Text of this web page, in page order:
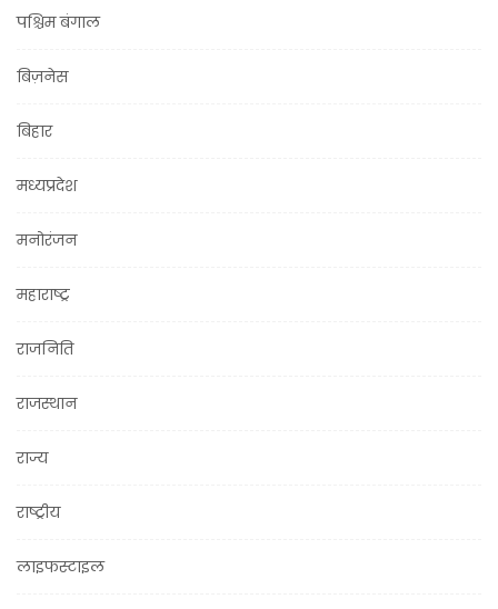
पश्चिम बंगाल
बिज़नेस
बिहार
मध्यप्रदेश
मनोरंजन
महाराष्ट्र
राजनिति
राजस्थान
राज्य
राष्ट्रीय
लाइफस्टाइल